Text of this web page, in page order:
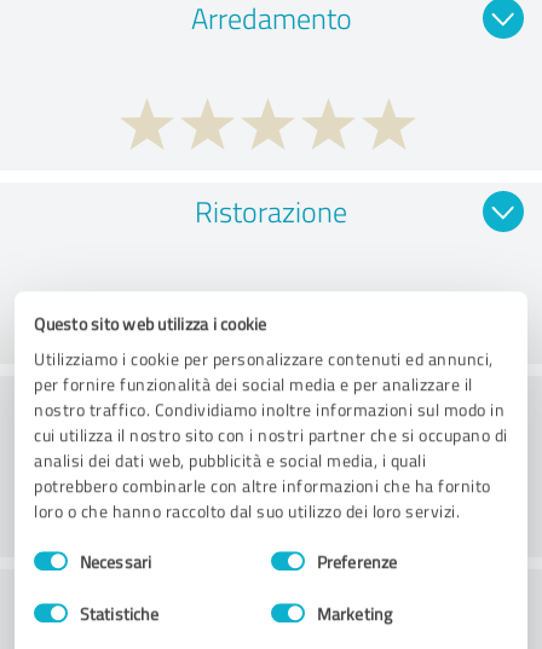
Questo sito web utilizza i cookie
Utilizziamo i cookie per personalizzare contenuti ed annunci,
per fornire funzionalità dei social media e per analizzare il
nostro traffico. Condividiamo inoltre informazioni sul modo in
cui utilizza il nostro sito con i nostri partner che si occupano di
analisi dei dati web, pubblicità e social media, i quali
potrebbero combinarle con altre informazioni che ha fornito
loro o che hanno raccolto dal suo utilizzo dei loro servizi.
Selezione
del
Necessari Preferenze
Statistiche Marketing
Arredamento
Ristorazione
Servizio
Posizione